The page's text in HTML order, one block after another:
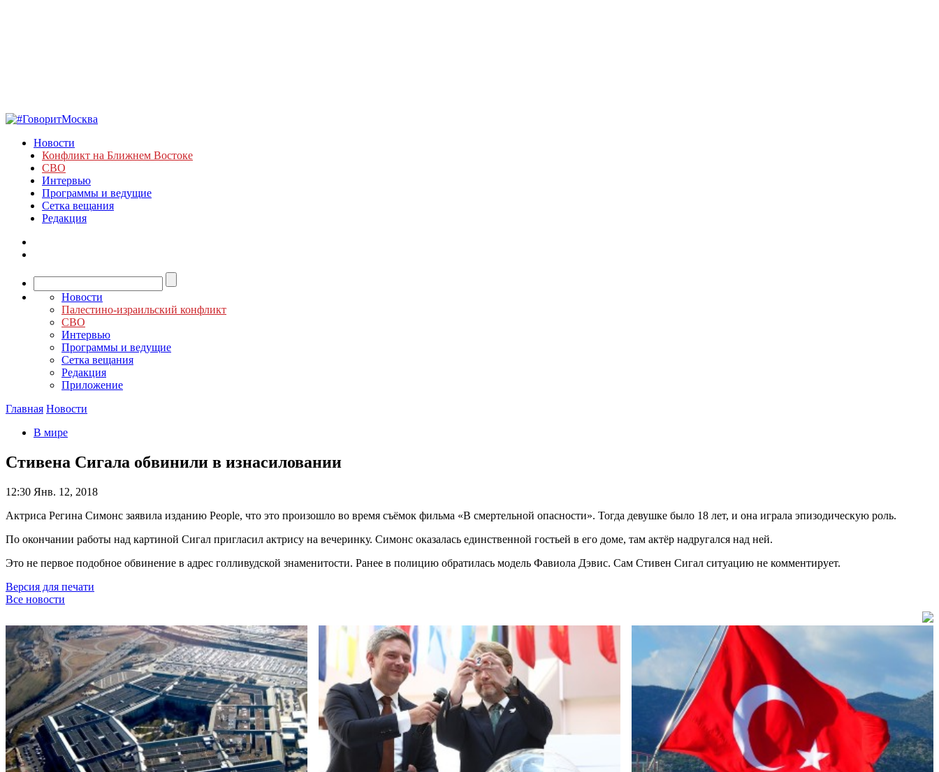
Новости
Конфликт на Ближнем Востоке
СВО
Интервью
Программы и ведущие
Сетка вещания
Редакция
Новости
Палестино-израильский конфликт
СВО
Интервью
Программы и ведущие
Сетка вещания
Редакция
Приложение
Главная Новости
В мире
Стивена Сигала обвинили в изнасиловании
12:30 Янв. 12, 2018
Актриса Регина Симонс заявила изданию People, что это произошло во время съёмок фильма «В смертельной опасности». Тогда девушке было 18 лет, и она играла эпизодическую роль.
По окончании работы над картиной Сигал пригласил актрису на вечеринку. Симонс оказалась единственной гостьей в его доме, там актёр надругался над ней.
Это не первое подобное обвинение в адрес голливудской знаменитости. Ранее в полицию обратилась модель Фавиола Дэвис. Сам Стивен Сигал ситуацию не комментирует.
Версия для печати
Все новости